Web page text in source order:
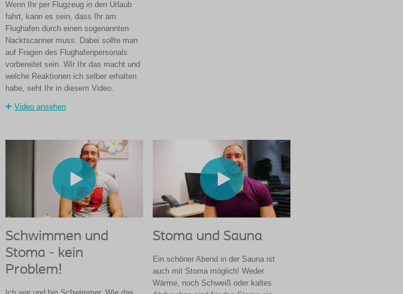
Wenn Ihr per Flugzeug in den Urlaub
fahrt, kann es sein, dass Ihr am
Flughafen durch einen sogenannten
Nacktscanner muss. Dabei sollte man
auf Fragen des Flughafenpersonals
vorbereitet sein. Wir Ihr das macht und
welche Reaktionen ich selber erhalten
habe, seht Ihr in diesem Video.
Video ansehen
Schwimmen und
Stoma - kein
Problem!
Stoma und Sauna
Ein schöner Abend in der Sauna ist
auch mit Stoma möglich! Weder
Wärme, noch Schweiß oder kaltes